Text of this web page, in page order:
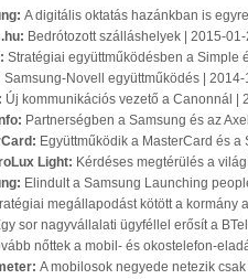
A digitális oktatás hazánkban is
Bedrótozott szálláshelyek | 2015-01-
Stratégiai együttműködésben a Simple
Samsung-Novell együttműködés | 2014-
Új kommunikációs vezető a Canonnál |
Partnerségben a Samsung és az
Együttműködik a MasterCard és a
Light: Kérdéses megtérülés a
Elindult a Samsung Launching
megállapodást kötött a kormány
sor nagyvállalati ügyféllel erősít a
nőttek a mobil- és okostelefon-
A mobilosok negyede netezik